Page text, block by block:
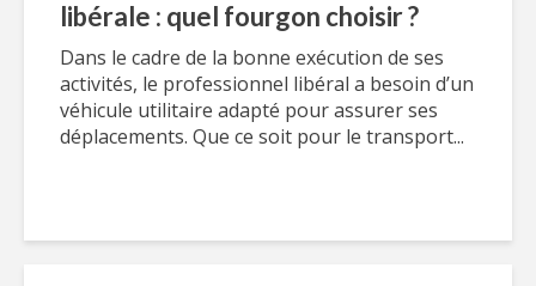
libérale : quel fourgon choisir ?
Dans le cadre de la bonne exécution de ses
activités, le professionnel libéral a besoin d’un
véhicule utilitaire adapté pour assurer ses
déplacements. Que ce soit pour le transport...